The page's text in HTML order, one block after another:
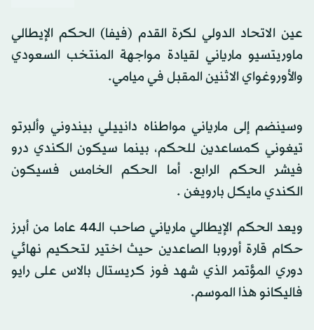
عين الاتحاد الدولي لكرة القدم (فيفا) الحكم الإيطالي
ماوريتسيو مارياني لقيادة مواجهة المنتخب السعودي
والأوروغواي الاثنين المقبل في ميامي.
وسينضم إلى مارياني مواطناه دانييلي بيندوني وألبرتو
تيغوني كمساعدين للحكم، بينما سيكون الكندي درو
فيشر الحكم الرابع. أما الحكم الخامس فسيكون
الكندي مايكل بارويغن .
ويعد الحكم الإيطالي مارياني صاحب الـ٤٤ عاما من أبرز
حكام قارة أوروبا الصاعدين حيث اختير لتحكيم نهائي
دوري المؤتمر الذي شهد فوز كريستال بالاس على رايو
فاليكانو هذا الموسم.